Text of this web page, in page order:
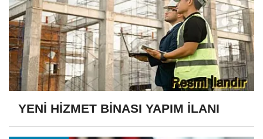
YENİ HİZMET BİNASI YAPIM İLANI